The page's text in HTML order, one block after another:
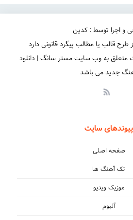
و اجرا توسط : کدین
طرح قالب یا مطالب پیگرد قانونی دارد
متعلق به وب سایت مستر سانگ | دانلود
جدید می باشد
پیوندهای سایت
صفحه اصلی
تک آهنگ ها
موزیک ویدیو
آلبوم